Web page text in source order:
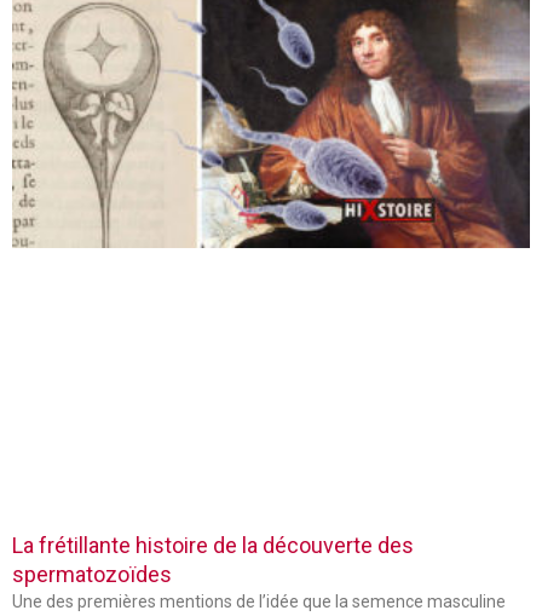
La frétillante histoire de la découverte des
spermatozoïdes
Une des premières mentions de l’idée que la semence masculine